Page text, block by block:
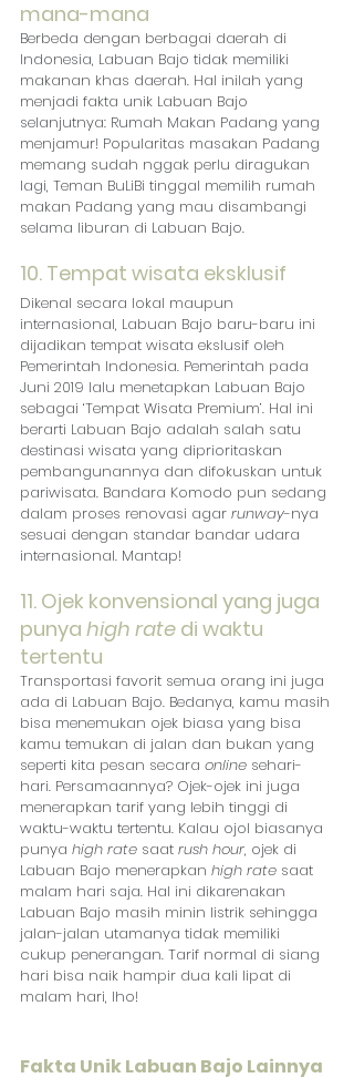
mana-mana
Berbeda dengan berbagai daerah di
Indonesia, Labuan Bajo tidak memiliki
makanan khas daerah. Hal inilah yang
menjadi fakta unik Labuan Bajo
selanjutnya: Rumah Makan Padang yang
menjamur! Popularitas masakan Padang
memang sudah nggak perlu diragukan
lagi, Teman BuLiBi tinggal memilih rumah
makan Padang yang mau disambangi
selama liburan di Labuan Bajo.
10. Tempat wisata eksklusif
Dikenal secara lokal maupun
internasional, Labuan Bajo baru-baru ini
dijadikan tempat wisata ekslusif oleh
Pemerintah Indonesia. Pemerintah pada
Juni 2019 lalu menetapkan Labuan Bajo
sebagai ‘Tempat Wisata Premium’. Hal ini
berarti Labuan Bajo adalah salah satu
destinasi wisata yang diprioritaskan
pembangunannya dan difokuskan untuk
pariwisata. Bandara Komodo pun sedang
dalam proses renovasi agar runway-nya
sesuai dengan standar bandar udara
internasional. Mantap!
11. Ojek konvensional yang juga
punya high rate di waktu
tertentu
Transportasi favorit semua orang ini juga
ada di Labuan Bajo. Bedanya, kamu masih
bisa menemukan ojek biasa yang bisa
kamu temukan di jalan dan bukan yang
seperti kita pesan secara online sehari-
hari. Persamaannya? Ojek-ojek ini juga
menerapkan tarif yang lebih tinggi di
waktu-waktu tertentu. Kalau ojol biasanya
punya high rate saat rush hour, ojek di
Labuan Bajo menerapkan high rate saat
malam hari saja. Hal ini dikarenakan
Labuan Bajo masih minin listrik sehingga
jalan-jalan utamanya tidak memiliki
cukup penerangan. Tarif normal di siang
hari bisa naik hampir dua kali lipat di
malam hari, lho!
Fakta Unik Labuan Bajo Lainnya